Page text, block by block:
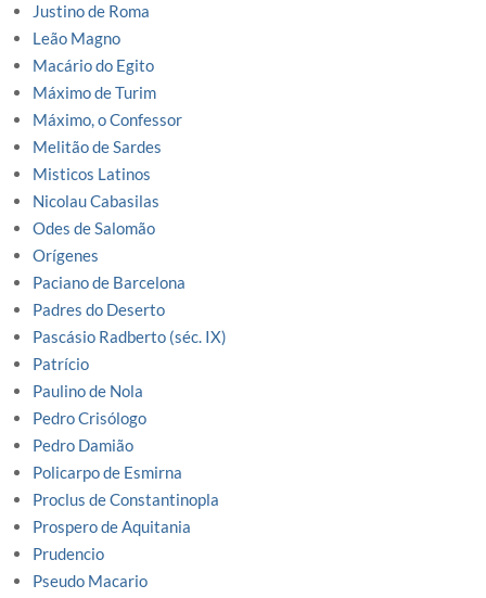
Justino de Roma
Leão Magno
Macário do Egito
Máximo de Turim
Máximo, o Confessor
Melitão de Sardes
Misticos Latinos
Nicolau Cabasilas
Odes de Salomão
Orígenes
Paciano de Barcelona
Padres do Deserto
Pascásio Radberto (séc. IX)
Patrício
Paulino de Nola
Pedro Crisólogo
Pedro Damião
Policarpo de Esmirna
Proclus de Constantinopla
Prospero de Aquitania
Prudencio
Pseudo Macario